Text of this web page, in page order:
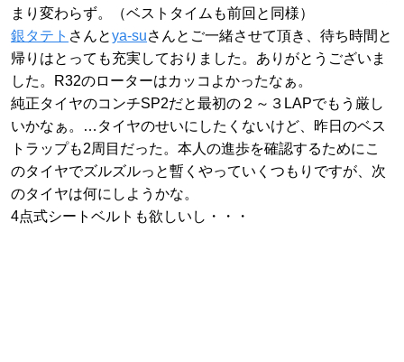
まり変わらず。（ベストタイムも前回と同様）
銀タテト さんとya-suさんとご一緒させて頂き、待ち時間と
帰りはとっても充実しておりました。ありがとうございま
した。R32のローターはカッコよかったなぁ。
純正タイヤのコンチSP2だと最初の２～３LAPでもう厳し
いかなぁ。…タイヤのせいにしたくないけど、昨日のベス
トラップも2周目だった。本人の進歩を確認するためにこ
のタイヤでズルズルっと暫くやっていくつもりですが、次
のタイヤは何にしようかな。
4点式シートベルトも欲しいし・・・